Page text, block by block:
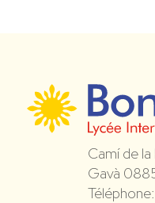
Camí de la
Gavà
Téléphone: